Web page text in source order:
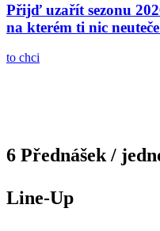
Přijď uzařít sezonu
na kterém ti nic
to chci
6 Přednášek /
Line-Up